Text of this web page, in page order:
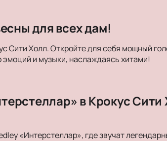
для всех дам!
Сити Холл. Откройте для себя мощный
эмоций и музыки, наслаждаясь хитами!
в Крокус Сити
«Интерстеллар», где звучат